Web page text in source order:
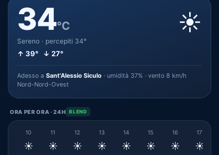
34°C
Sereno · percepiti 34°
↑ 39° ↓ 27°
☀️
Adesso a Sant'Alessio Siculo · umidità 37% · vento 8 km/h
Nord-Nord-Ovest
ORA PER ORA · 24H BLEND
10
☀️
11
☀️
12
☀️
13
☀️
14
☀️
15
☀️
16
☀️
17
☀️